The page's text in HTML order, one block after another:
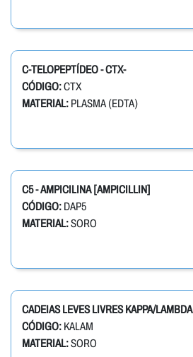
C-TELOPEPTÍDEO - CTX-
CÓDIGO:CTX
MATERIAL: PLASMA (EDTA)
C5 - AMPICILINA [AMPICILLIN]
CÓDIGO: DAP5
MATERIAL:SORO
CADEIAS LEVES LIVRES KAPPA/LAMBDA
CÓDIGO: KALAM
MATERIAL:SORO